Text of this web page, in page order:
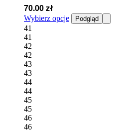
70.00zł
Wybierz opcje Ten
produkt
Podgląd
41
41
42
42
43
43
44
44
45
45
46
46